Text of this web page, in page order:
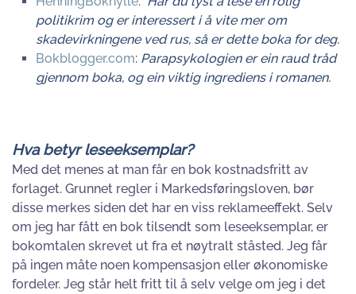
politikrim og er interessert i å vite mer om
skadevirkningene ved rus, så er dette boka for deg.
Bokblogger.com: Parapsykologien er ein raud tråd
gjennom boka, og ein viktig ingrediens i romanen.
Hva betyr leseeksemplar?
Med det menes at man får en bok kostnadsfritt av
forlaget. Grunnet regler i Markedsføringsloven, bør
disse merkes siden det har en viss reklameeffekt. Selv
om jeg har fått en bok tilsendt som leseeksemplar, er
bokomtalen skrevet ut fra et nøytralt ståsted. Jeg får
på ingen måte noen kompensasjon eller økonomiske
fordeler. Jeg står helt fritt til å selv velge om jeg i det